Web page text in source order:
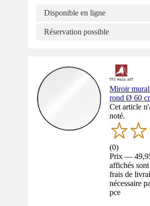
Disponible en ligne
Réservation possible
Miroir
rond Ø 60
Cet article
noté.
(0)
Prix —
affichés
frais de
nécessaire
pce